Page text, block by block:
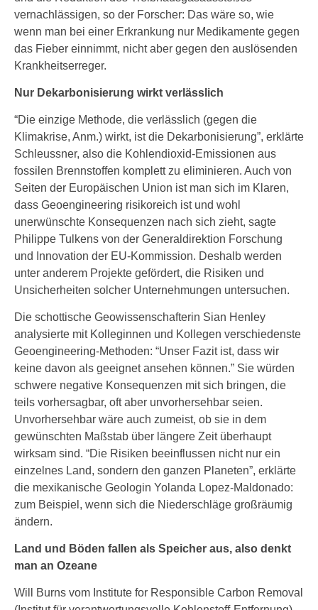
vernachlässigen, so der Forscher: Das wäre so, wie
wenn man bei einer Erkrankung nur Medikamente gegen
das Fieber einnimmt, nicht aber gegen den auslösenden
Krankheitserreger.
Nur Dekarbonisierung wirkt verlässlich
“Die einzige Methode, die verlässlich (gegen die
Klimakrise, Anm.) wirkt, ist die Dekarbonisierung”, erklärte
Schleussner, also die Kohlendioxid-Emissionen aus
fossilen Brennstoffen komplett zu eliminieren. Auch von
Seiten der Europäischen Union ist man sich im Klaren,
dass Geoengineering risikoreich ist und wohl
unerwünschte Konsequenzen nach sich zieht, sagte
Philippe Tulkens von der Generaldirektion Forschung
und Innovation der EU-Kommission. Deshalb werden
unter anderem Projekte gefördert, die Risiken und
Unsicherheiten solcher Unternehmungen untersuchen.
Die schottische Geowissenschafterin Sian Henley
analysierte mit Kolleginnen und Kollegen verschiedenste
Geoengineering-Methoden: “Unser Fazit ist, dass wir
keine davon als geeignet ansehen können.” Sie würden
schwere negative Konsequenzen mit sich bringen, die
teils vorhersagbar, oft aber unvorhersehbar seien.
Unvorhersehbar wäre auch zumeist, ob sie in dem
gewünschten Maßstab über längere Zeit überhaupt
wirksam sind. “Die Risiken beeinflussen nicht nur ein
einzelnes Land, sondern den ganzen Planeten”, erklärte
die mexikanische Geologin Yolanda Lopez-Maldonado:
zum Beispiel, wenn sich die Niederschläge großräumig
ändern.
Land und Böden fallen als Speicher aus, also denkt
man an Ozeane
Will Burns vom Institute for Responsible Carbon Removal